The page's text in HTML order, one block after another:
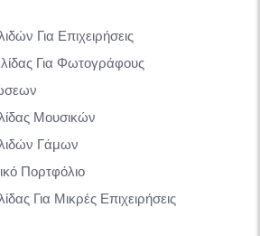
Για Επιχειρήσεις
Για Φωτογράφους
Μουσικών
Γάμων
Πορτφόλιο
Για Μικρές Επιχειρήσεις